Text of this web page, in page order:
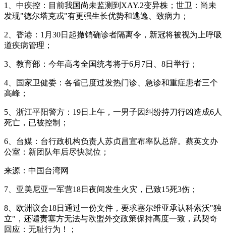
1、中疾控：目前我国尚未监测到XAY.2变异株；世卫：尚未
发现"德尔塔克戎"有更强生长优势和逃逸、致病力；
2、香港：1月30日起撤销确诊者隔离令，新冠将被视为上呼吸
道疾病管理；
3、教育部：今年高考全国统考将于6月7日、8日举行；
4、国家卫健委：各省已度过发热门诊、急诊和重症患者三个
高峰；
5、浙江平阳警方：19日上午，一男子因纠纷持刀行凶造成6人
死亡，已被控制；
6、台媒：台行政机构负责人苏贞昌宣布率队总辞。蔡英文办
公室：新团队年后尽快就位；
来源：中国台湾网
7、亚美尼亚一军营18日夜间发生火灾，已致15死3伤；
8、欧洲议会18日通过一份文件，要求塞尔维亚承认科索沃"独
立"，还谴责塞方无法与欧盟外交政策保持高度一致，武契奇
回应：无耻行为！；